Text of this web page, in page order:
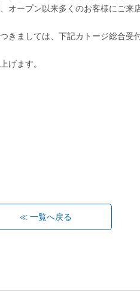
オープン以来多くのお客様にご来
きましては、下記カトージ総合受
げます。
≪ 一覧へ戻る